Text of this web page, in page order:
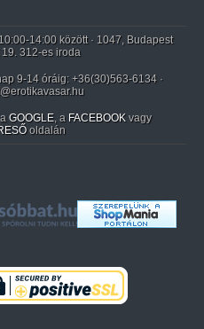
14:00 között · 1047, Budapest
312-es iroda
9-14 óráig: +36(30)563-6134 ·
GOOGLE, a FACEBOOK vagy
oldalán